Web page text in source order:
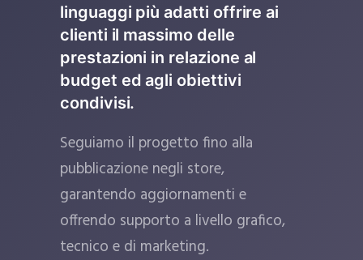
linguaggi più adatti offrire ai
clienti il massimo delle
prestazioni in relazione al
budget ed agli obiettivi
condivisi.
Seguiamo il progetto fino alla
pubblicazione negli store,
garantendo aggiornamenti e
offrendo supporto a livello grafico,
tecnico e di marketing.